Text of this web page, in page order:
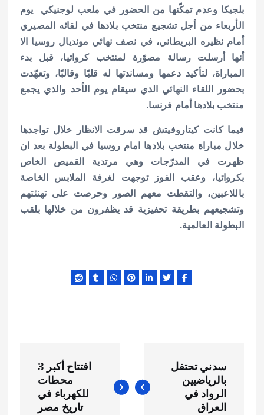
بلجيكا وعدم تمكّنها من الحضور في ملعب لوجنيكي يوم
الأربعاء من أجل تشجيع منتخب بلادها في لقائه المصيري
أمام نظيره البريطاني، في نصف نهائي مونديال روسيا الا
أنها أرسلت رسالة مصوّرة لمنتخب كرواتيا، قبل بدء
المباراة، لتأكيد دعمها ومساندتها له قلبًا وقالبًا، وتعهّدت
بحضور اللقاء النهائي الذي سيقام يوم الأحد والذي يجمع
منتخب بلادها أمام فرنسا.
فيما كانت كيتاروفيتش قد سرقت الانظار خلال تواجدها
خلال مباراة منتخب بلادها امام روسيا في البطولة بعد ان
ظهرت في المدرّجات وهي مرتدية القميص الخاص
بكرواتيا، وعقب الفوز توجهت لغرفة الملابس الخاصة
باللاعبين، والتقطت معهم الصور وحرصت على تهنئتهم
وتشجيعهم بطريقة تحفيزية قد يظفرون من خلالها بلقب
البطولة العالمية.
ص
سدني تحتفل
بالرياضيين
الرواد في
العراق
افتتاح أكبر 3
محطات
للكهرباء في
تاريخ مصر